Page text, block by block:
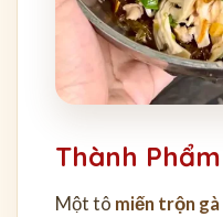
Thành Phẩm
Một tô miến trộn gà